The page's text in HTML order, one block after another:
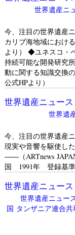
世界遺産ニ
今、注目の世界遺産
カリブ海地域におけ
より） ◆ユネスコ・
持続可能な開発研究
動に関する知識交換
公式HPより）
世界遺産ニュース
世界遺
今、注目の世界遺産
現実や音響を駆使し
――（ARTnews
国 1991年 登録基
世界遺産ニュース
世界遺産ニュー
国 タンザニア連合共